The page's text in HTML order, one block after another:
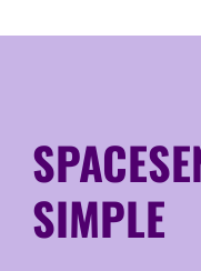
SIMPLE